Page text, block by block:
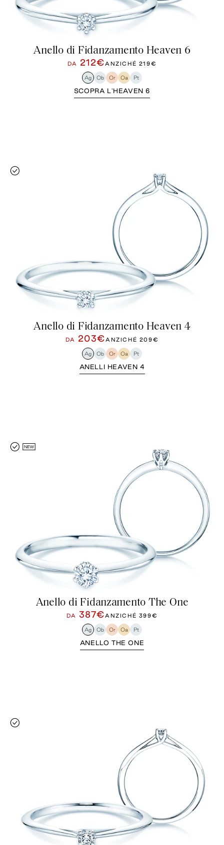
Anello di Fidanzamento Heaven 6
DA 212€ANZICHÉ 219€
Ag Ob Or Oa Pt
SCOPRA L'HEAVEN 6
Anello di Fidanzamento Heaven 4
DA 203€ANZICHÉ 209€
Ag Ob Or Oa Pt
ANELLI HEAVEN 4
Anello di Fidanzamento The One
DA 387€ANZICHÉ 399€
Ag Ob Or Oa Pt
ANELLO THE ONE